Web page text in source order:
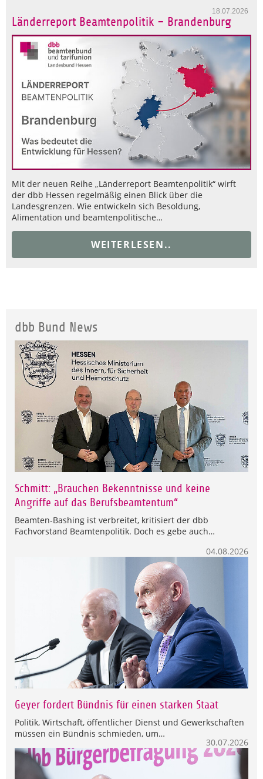
18.07.2026
Länderreport Beamtenpolitik – Brandenburg
Mit der neuen Reihe „Länderreport Beamtenpolitik“ wirft
der dbb Hessen regelmäßig einen Blick über die
Landesgrenzen. Wie entwickeln sich Besoldung,
Alimentation und beamtenpolitische…
WEITERLESEN..
dbb Bund News
Schmitt: „Brauchen Bekenntnisse und keine
Angriffe auf das Berufsbeamtentum“
Beamten-Bashing ist verbreitet, kritisiert der dbb
Fachvorstand Beamtenpolitik. Doch es gebe auch…
04.08.2026
Geyer fordert Bündnis für einen starken Staat
Politik, Wirtschaft, öffentlicher Dienst und Gewerkschaften
müssen ein Bündnis schmieden, um…
30.07.2026